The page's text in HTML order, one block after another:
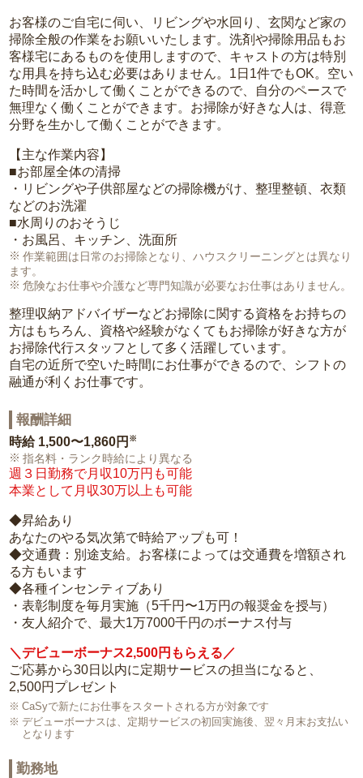
お客様のご自宅に伺い、リビングや水回り、玄関など家の
掃除全般の作業をお願いいたします。洗剤や掃除用品もお
客様宅にあるものを使用しますので、キャストの方は特別
な用具を持ち込む必要はありません。1日1件でもOK。空い
た時間を活かして働くことができるので、自分のペースで
無理なく働くことができます。お掃除が好きな人は、得意
分野を生かして働くことができます。
【主な作業内容】
■お部屋全体の清掃
・リビングや子供部屋などの掃除機がけ、整理整頓、衣類
などのお洗濯
■水周りのおそうじ
・お風呂、キッチン、洗面所
作業範囲は日常のお掃除となり、ハウスクリーニングとは異なり
ます。
危険なお仕事や介護など専門知識が必要なお仕事はありません。
整理収納アドバイザーなどお掃除に関する資格をお持ちの
方はもちろん、資格や経験がなくてもお掃除が好きな方が
お掃除代行スタッフとして多く活躍しています。
自宅の近所で空いた時間にお仕事ができるので、シフトの
融通が利くお仕事です。
報酬詳細
時給 1,500〜1,860円 ※
指名料・ランク時給により異なる
週３日勤務で月収10万円も可能
本業として月収30万以上も可能
◆昇給あり
あなたのやる気次第で時給アップも可！
◆交通費：別途支給。お客様によっては交通費を増額され
る方もいます
◆各種インセンティブあり
・表彰制度を毎月実施（5千円〜1万円の報奨金を授与）
・友人紹介で、最大1万7000千円のボーナス付与
＼デビューボーナス2,500円もらえる／
ご応募から30日以内に定期サービスの担当になると、
2,500円プレゼント
CaSyで新たにお仕事をスタートされる方が対象です
デビューボーナスは、定期サービスの初回実施後、翌々月末お支払い
となります
勤務地